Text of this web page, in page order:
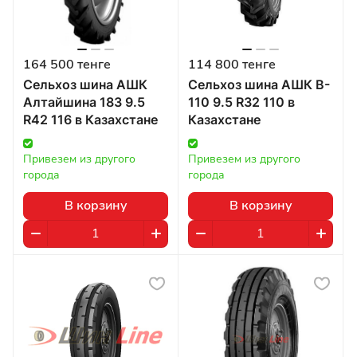
164 500 тенге
Сельхоз шина АШК
Алтайшина 183 9.5
R42 116 в Казахстане
Привезем из другого
города
В корзину
114 800 тенге
Сельхоз шина АШК B-
110 9.5 R32 110 в
Казахстане
Привезем из другого
города
В корзину